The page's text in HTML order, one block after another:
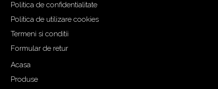
Politica de confidentialitate
Politica de utilizare cookies
Termeni si conditii
Formular de retur
Acasa
Produse